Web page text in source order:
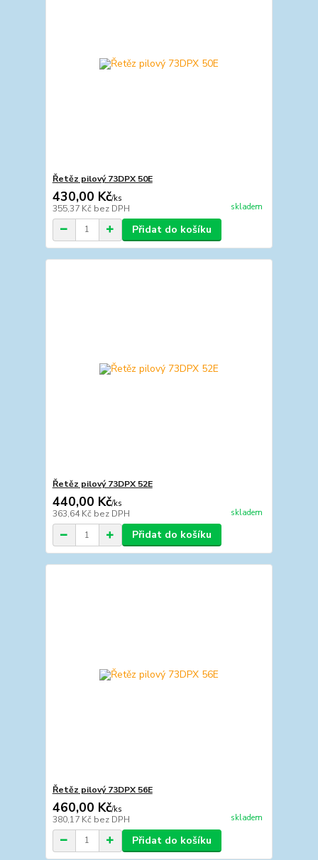
Řetěz pilový 73DPX 50E
430,00 Kč/ks
355,37 Kč bez DPH skladem
Přidat do košíku
Řetěz pilový 73DPX 52E
440,00 Kč/ks
363,64 Kč bez DPH skladem
Přidat do košíku
Řetěz pilový 73DPX 56E
460,00 Kč/ks
380,17 Kč bez DPH skladem
Přidat do košíku